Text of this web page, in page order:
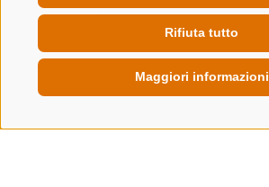
Rifiuta tutto
Maggiori informazioni
Registrati